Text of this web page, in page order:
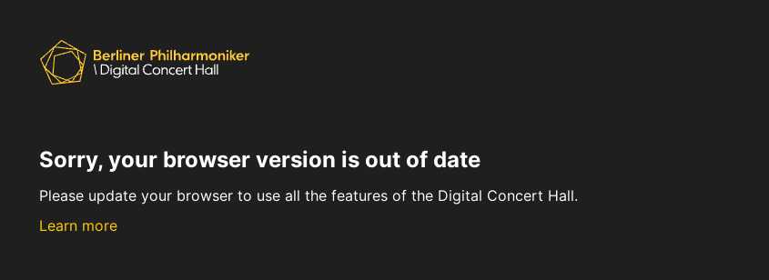
Sorry, your browser version is out of date
Please update your browser to use all the features of the Digital Concert Hall.
Learn more